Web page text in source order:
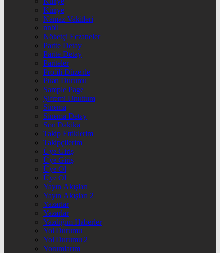
Künye
Namaz Vakitleri
nnbil
Nöbetçi Eczaneler
Parite Detay
Parite Detay
Pariteler
Profili Düzenle
Puan Durumu
Sample Page
Şifremi Unuttum
Sinema
Sinema Detay
Son Dakika
Takip Ettiklerim
Takipçilerim
Üye Giriş
Üye Giriş
Üye Ol
Üye Ol
Yayın Akışları
Yayın Akışları 2
Yazarlar
Yazarlar
Yazdığım Haberler
Yol Durumu
Yol Durumu 2
Yorumlarım